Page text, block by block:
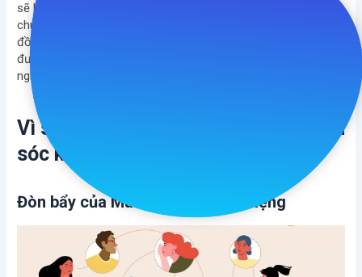
sẽ là cứu tinh cho nhiều doanh nghiệp. Trong bài viết này,
chúng tôi sẽ đề cập tới lý do cần chú trọng quy trình CSKH,
đồng thời giới thiệu quy trình chăm sóc khách hàng 5 bước đã
được kiểm chứng và áp dụng thành công cho nhiều doanh
nghiệp.
Vì sao cần chú trọng quy trình Chăm
sóc khách hàng?
Đòn bẩy của Marketing truyền miệng